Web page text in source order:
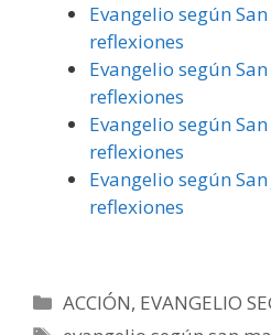
Evangelio según
reflexiones
Evangelio según
reflexiones
Evangelio según
reflexiones
Evangelio según
reflexiones
Categorías
ACCIÓN, EVANGELIO